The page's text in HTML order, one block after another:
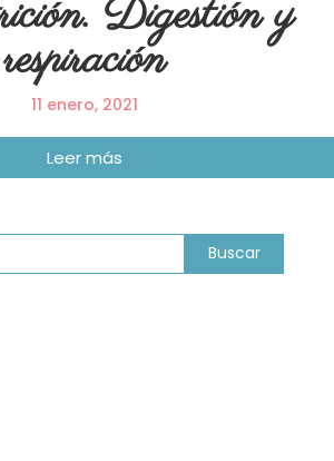
Digestión y
respiración
11 enero, 2021
Buscar: